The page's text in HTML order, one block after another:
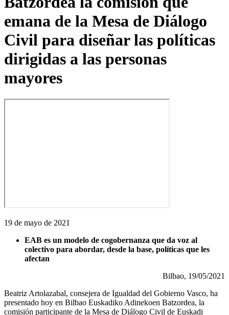
emana de la Mesa de Diálogo
Civil para diseñar las políticas
dirigidas a las personas
mayores
19 de mayo de 2021
EAB es un modelo de cogobernanza que da voz al
colectivo para abordar, desde la base, políticas que les
afectan
Bilbao, 19/05/2021
Beatriz Artolazabal, consejera de Igualdad del Gobierno Vasco, ha
presentado hoy en Bilbao Euskadiko Adinekoen Batzordea, la
comisión participante de la Mesa de Diálogo Civil de Euskadi